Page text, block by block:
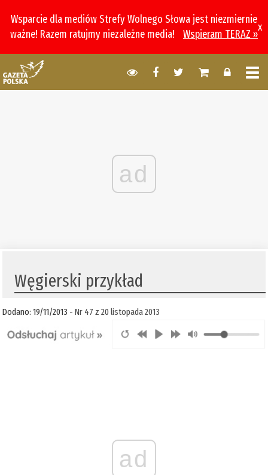
Wsparcie dla mediów Strefy Wolnego Słowa jest niezmiernie
ważne! Razem ratujmy niezależne media!
Wspieram TERAZ »
x
ad
Węgierski przykład
Dodano: 19/11/2013 -Nr 47 z 20 listopada 2013
ad